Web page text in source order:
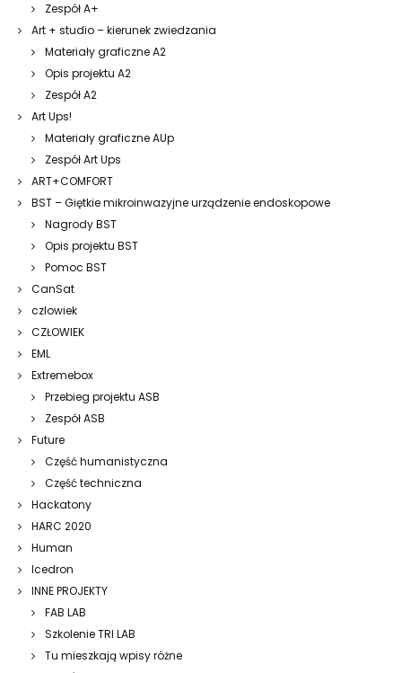
Zespół A+
Art + studio – kierunek zwiedzania
Materiały graficzne A2
Opis projektu A2
Zespół A2
Art Ups!
Materiały graficzne AUp
Zespół Art Ups
ART+COMFORT
BST – Giętkie mikroinwazyjne urządzenie endoskopowe
Nagrody BST
Opis projektu BST
Pomoc BST
CanSat
czlowiek
CZŁOWIEK
EML
Extremebox
Przebieg projektu ASB
Zespół ASB
Future
Część humanistyczna
Część techniczna
Hackatony
HARC 2020
Human
Icedron
INNE PROJEKTY
FAB LAB
Szkolenie TRI LAB
Tu mieszkają wpisy różne